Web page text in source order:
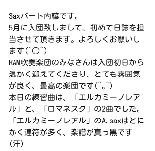
Saxパート内藤です。
5月に入団致しまして、初めて日誌を担
当させて頂きます。よろしくお願いし
ます(^○^)
RAM吹奏楽団のみなさんは入団初日から
温かく迎えてくださり、とても雰囲気
が良く、最高の楽団です(^｡^)
本日の練習曲は、「エルカミーノレア
ル」と、「ロマネスク」の2曲でした。
「エルカミーノレアル」のA.saxはとに
かく連符が多く、楽譜が真っ黒です
(汗)